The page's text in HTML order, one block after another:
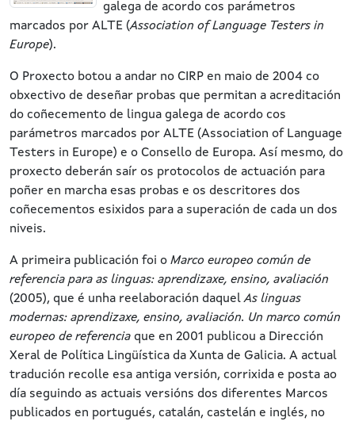
galega de acordo cos parámetros
marcados por ALTE (Association of Language Testers in
Europe).
O Proxecto botou a andar no CIRP en maio de 2004 co
obxectivo de deseñar probas que permitan a acreditación
do coñecemento de lingua galega de acordo cos
parámetros marcados por ALTE (Association of Language
Testers in Europe) e o Consello de Europa. Así mesmo, do
proxecto deberán saír os protocolos de actuación para
poñer en marcha esas probas e os descritores dos
coñecementos esixidos para a superación de cada un dos
niveis.
A primeira publicación foi o Marco europeo común de
referencia para as linguas: aprendizaxe, ensino, avaliación
(2005), que é unha reelaboración daquelAs linguas
modernas: aprendizaxe, ensino, avaliación. Un marco común
europeo de referencia que en 2001 publicou a Dirección
Xeral de Política Lingüística da Xunta de Galicia. A actual
tradución recolle esa antiga versión, corrixida e posta ao
día seguindo as actuais versións dos diferentes Marcos
publicados en portugués, catalán, castelán e inglés, no